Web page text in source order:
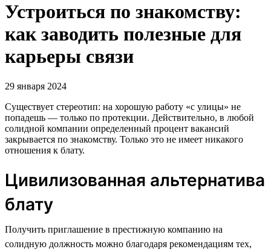
Устроиться по знакомству:
как заводить полезные для
карьеры связи
29 января 2024
Существует стереотип: на хорошую работу «с улицы» не
попадешь — только по протекции. Действительно, в любой
солидной компании определенный процент вакансий
закрывается по знакомству. Только это не имеет никакого
отношения к блату.
Цивилизованная альтернатива
блату
Получить приглашение в престижную компанию на
солидную должность можно благодаря рекомендациям тех,